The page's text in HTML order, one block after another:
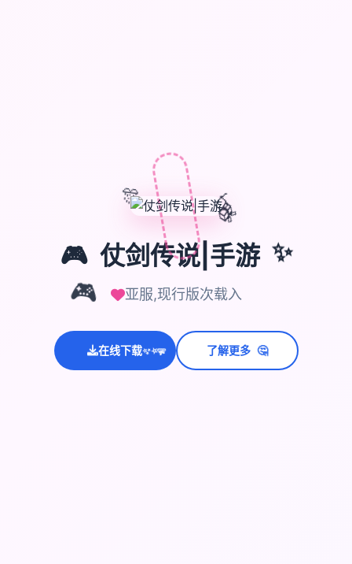
🎮
🎮 仗剑传说|手游 ✨
亚服,现行版次载入
在线下载✨⭐💫 了解更多 🤔
🎈
🎊
🎁